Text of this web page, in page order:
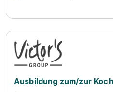
Ausbildung zum/zur